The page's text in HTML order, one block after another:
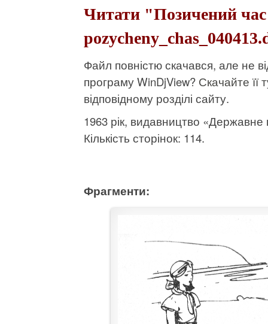
Читати "Позичений
Файл повністю скачався, але не
програму WinDjView? Скачайте її
відповідному розділі сайту.
1963 рік, видавництво
Кількість сторінок: 114.
Фрагменти: